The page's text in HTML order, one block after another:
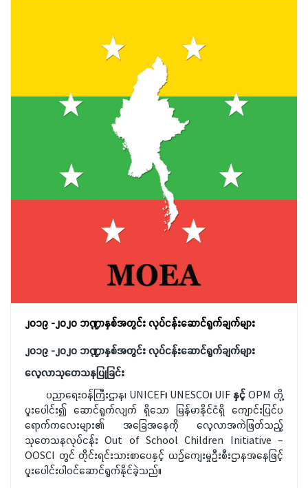
၂၀၁၉ -၂၀၂၀ ဘဏ္ဍာနှစ်အတွင်း လုပ်ငန်းဆောင်ရွက်ချက်များ
၂၀၁၉ -၂၀၂၀ ဘဏ္ဍာနှစ်အတွင်း လုပ်ငန်းဆောင်ရွက်ချက်များ
လေ့လာသုတေသနပြုခြင်း
ပညာရေးဝန်ကြီးဌာန၊ UNICEF၊ UNESCO၊ UIF နှင့် OPM တို့
ပူးပေါင်း၍ ဆောင်ရွက်လျက် ရှိသော မြန်မာနိုင်ငံရှိ ကျောင်းပြင်ပ
ရောက်ကလေးများ၏ အခြေအနေကို လေ့လာအကဲဖြတ်သည့်
သုတေသနလုပ်ငန်း Out of School Children Initiative –
OOSCI တွင် တိုင်းရင်းသားစာပေနှင့် ယဉ်ကျေးမှုဦးစီးဌာနအနေဖြင့်
ပူးပေါင်းပါဝင်ဆောင်ရွက်နိုင်ခဲ့သည်။